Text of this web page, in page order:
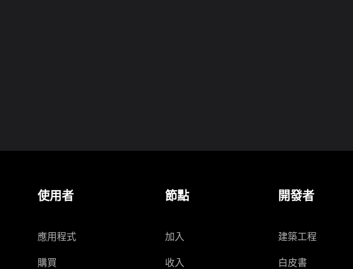
使用者
應用程式
購買
節點
加入
收入
開發者
建築工程
白皮書